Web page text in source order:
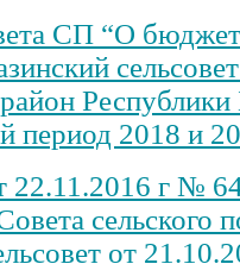
СП “О
период 2018 и
г №
сельского
от